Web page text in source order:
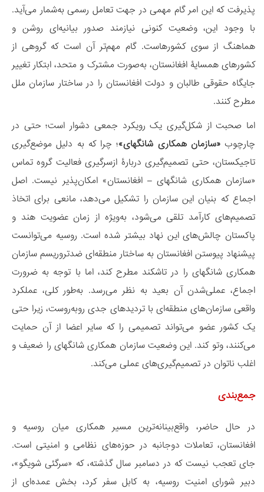
پذیرفت که این امر گام مهمی در جهت تعامل رسمی به‌شمار می‌آید.
با ‌وجود این، وضعیت کنونی نیازمند صدور بیانیه‌ای روشن و
هماهنگ از سوی کشورهاست. گام مهم‌تر آن است که گروهی از
کشورهای همسایۀ افغانستان، به‌صورت مشترک و متحد، ابتکار تغییر
جایگاه حقوقی طالبان و دولت افغانستان را در ساختار سازمان ملل
مطرح کنند.
اما صحبت از شکل‌گیری یک رویکرد جمعی دشوار است؛ حتی در
چارچوب«سازمان همکاری شانگهای»؛ چرا که به دلیل موضع‌گیری
تاجیکستان، حتی تصمیم‌گیری دربارۀ ازسرگیری فعالیت گروه تماس
«سازمان همکاری شانگهای – افغانستان» امکان‌پذیر نیست. اصل
اجماع که بنیان این سازمان را تشکیل می‌دهد، مانعی برای اتخاذ
تصمیم‌های کارآمد تلقی می‌شود، به‌ویژه از زمان عضویت هند و
پاکستان چالش‌های این نهاد بیشتر شده است. روسیه می‌توانست
پیشنهاد پیوستن افغانستان به ساختار منطقه‌ای ضدتروریسم سازمان
همکاری شانگهای را در تاشکند مطرح کند، اما با توجه به ضرورت
اجماع، عملی‌شدن آن بعید به نظر می‌رسد. به‌طور کلی، عملکرد
واقعی سازمان‌های منطقه‌ای با تردیدهای جدی روبه‌روست، زیرا حتی
یک کشور عضو می‌تواند تصمیمی را که سایر اعضا از آن حمایت
می‌کنند، وتو کند. این وضعیت سازمان همکاری شانگهای را ضعیف و
اغلب ناتوان در تصمیم‌گیری‌های عملی می‌کند.
جمع‌بندی
در حال حاضر، واقع‌بینانه‌ترین مسیر همکاری میان روسیه و
افغانستان، تعاملات دوجانبه در حوزه‌های نظامی و امنیتی است.
جای تعجب نیست که در دسامبر سال گذشته، که «سرگئی شویگو»،
دبیر شورای امنیت روسیه، به کابل سفر کرد، بخش عمده‌ای از